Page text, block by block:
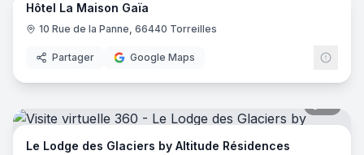
Hôtel La Maison Gaïa
10 Rue de la Panne, 66440 Torreilles
Partager Google Maps
Le Lodge des Glaciers by Altitude Résidences